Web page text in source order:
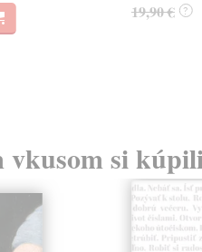
19,90 € ?
vkusom si